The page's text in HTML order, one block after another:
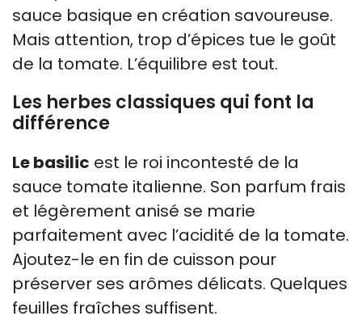
sauce basique en création savoureuse.
Mais attention, trop d’épices tue le goût
de la tomate. L’équilibre est tout.
Les herbes classiques qui font la
différence
Le basilic est le roi incontesté de la
sauce tomate italienne. Son parfum frais
et légèrement anisé se marie
parfaitement avec l’acidité de la tomate.
Ajoutez-le en fin de cuisson pour
préserver ses arômes délicats. Quelques
feuilles fraîches suffisent.